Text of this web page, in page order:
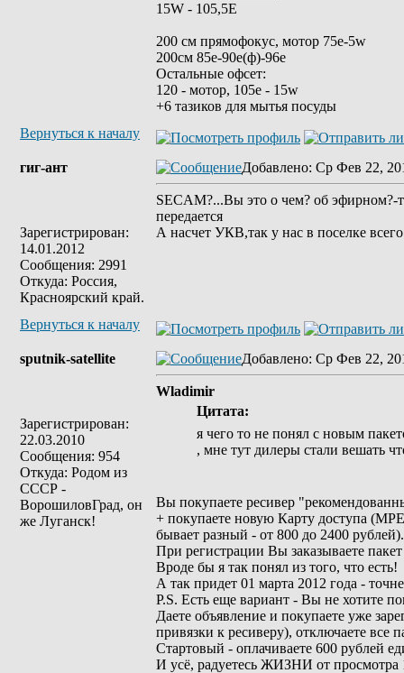
15W - 105,5E
200 см прямофокус, мотор 75е-5w
200см 85e-90e(ф)-96e
Остальные офсет:
120 - мотор, 105е - 15w
+6 тазиков для мытья посуды
Вернуться к началу
гиг-ант
Зарегистрирован:
14.01.2012
Сообщения: 2991
Откуда: Россия,
Красноярский край.
Добавлено: Ср Фев 22,
SECAM?...Вы это о чем? об эфирном?-
передается
А насчет УКВ,так у нас в поселке
Вернуться к началу
sputnik-satellite
Зарегистрирован:
22.03.2010
Сообщения: 954
Откуда: Родом из
СССР -
ВорошиловГрад, он
же Луганск!
Добавлено: Ср Фев 22,
Wladimir
Цитата:
я чего то не понял с новым
, мне тут дилеры стали вешать
Вы покупаете ресивер
+ покупаете новую Карту доступа
бывает разный - от 800 до 2400 рублей).
При регистрации Вы заказываете
Вроде бы я так понял из того, что есть!
А так придет 01 марта 2012 года -
P.S. Есть еще вариант - Вы не хотите
Даете объявление и покупаете уже
привязки к ресиверу), отключаете все
Стартовый - оплачиваете 600 рублей
И усё, радуетесь ЖИЗНИ от просмотра